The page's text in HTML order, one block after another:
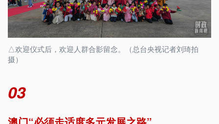
△欢迎仪式后，欢迎人群合影留念。（总台央视记者刘琦拍
摄）
03